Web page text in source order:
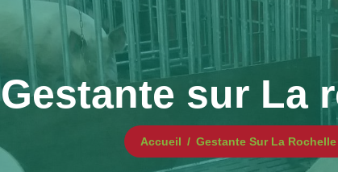
Gestante sur La
Accueil Gestante Sur La Rochelle